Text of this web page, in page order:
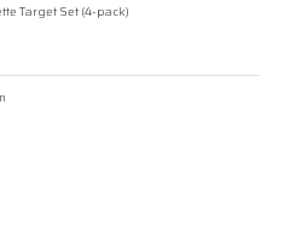
Target Set (4-pack)